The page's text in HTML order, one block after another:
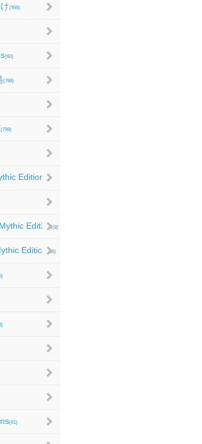
(956)
(60)
(788)
(799)
Edition (9)
Edition(8)
Edition(16)
(61)